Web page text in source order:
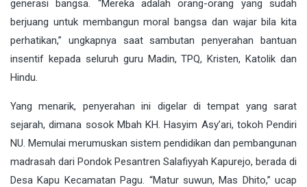
generasi bangsa. “Mereka adalah orang-orang yang sudah
berjuang untuk membangun moral bangsa dan wajar bila kita
perhatikan,” ungkapnya saat sambutan penyerahan bantuan
insentif kepada seluruh guru Madin, TPQ, Kristen, Katolik dan
Hindu.
Yang menarik, penyerahan ini digelar di tempat yang sarat
sejarah, dimana sosok Mbah KH. Hasyim Asy’ari, tokoh Pendiri
NU. Memulai merumuskan sistem pendidikan dan pembangunan
madrasah dari Pondok Pesantren Salafiyyah Kapurejo, berada di
Desa Kapu Kecamatan Pagu. “Matur suwun, Mas Dhito,” ucap